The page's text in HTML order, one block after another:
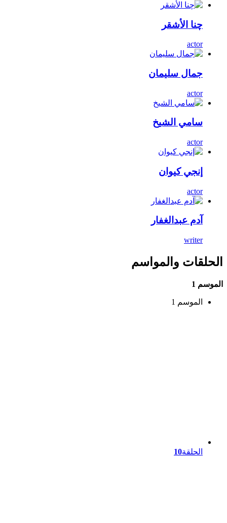
چنا الأشقر
actor
جمال سليمان
actor
سامي الشيخ
actor
إنجي كيوان
actor
آدم عبدالغفار
writer
الحلقات والمواسم
الموسم 1
الموسم 1
الحلقة10